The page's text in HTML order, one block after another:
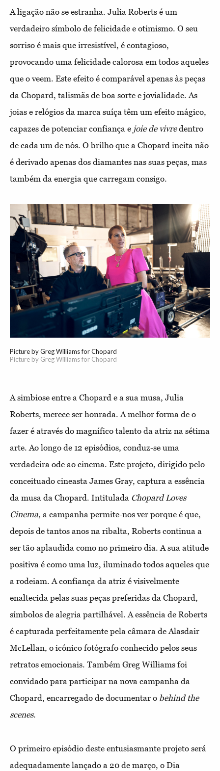
A ligação não se estranha. Julia Roberts é um
verdadeiro símbolo de felicidade e otimismo. O seu
sorriso é mais que irresistível, é contagioso,
provocando uma felicidade calorosa em todos aqueles
que o veem. Este efeito é comparável apenas às peças
da Chopard, talismãs de boa sorte e jovialidade. As
joias e relógios da marca suíça têm um efeito mágico,
capazes de potenciar confiança e joie de vivredentro
de cada um de nós. O brilho que a Chopard incita não
é derivado apenas dos diamantes nas suas peças, mas
também da energia que carregam consigo.
Picture by Greg Williams for Chopard
Picture by Greg Williams for Chopard
A simbiose entre a Chopard e a sua musa, Julia
Roberts, merece ser honrada. A melhor forma de o
fazer é através do magnífico talento da atriz na sétima
arte. Ao longo de 12 episódios, conduz-se uma
verdadeira ode ao cinema. Este projeto, dirigido pelo
conceituado cineasta James Gray, captura a essência
da musa da Chopard. Intitulada Chopard Loves
Cinema, a campanha permite-nos ver porque é que,
depois de tantos anos na ribalta, Roberts continua a
ser tão aplaudida como no primeiro dia. A sua atitude
positiva é como uma luz, iluminado todos aqueles que
a rodeiam. A confiança da atriz é visivelmente
enaltecida pelas suas peças preferidas da Chopard,
símbolos de alegria partilhável. A essência de Roberts
é capturada perfeitamente pela câmara de Alasdair
McLellan, o icónico fotógrafo conhecido pelos seus
retratos emocionais. Também Greg Williams foi
convidado para participar na nova campanha da
Chopard, encarregado de documentar o behind the
scenes.
O primeiro episódio deste entusiasmante projeto será
adequadamente lançado a 20 de março, o Dia